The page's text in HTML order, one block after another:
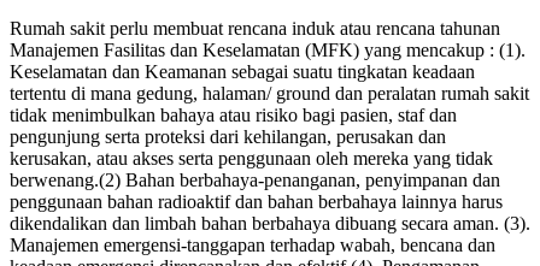
Rumah sakit perlu membuat rencana induk atau rencana tahunan
Manajemen Fasilitas dan Keselamatan (MFK) yang mencakup : (1).
Keselamatan dan Keamanan sebagai suatu tingkatan keadaan
tertentu di mana gedung, halaman/ ground dan peralatan rumah sakit
tidak menimbulkan bahaya atau risiko bagi pasien, staf dan
pengunjung serta proteksi dari kehilangan, perusakan dan
kerusakan, atau akses serta penggunaan oleh mereka yang tidak
berwenang.(2) Bahan berbahaya-penanganan, penyimpanan dan
penggunaan bahan radioaktif dan bahan berbahaya lainnya harus
dikendalikan dan limbah bahan berbahaya dibuang secara aman. (3).
Manajemen emergensi-tanggapan terhadap wabah, bencana dan